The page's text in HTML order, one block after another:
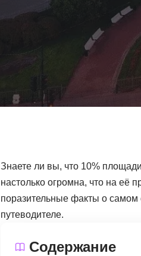
Знаете ли вы, что 10%
настолько огромна, что на её
поразительные факты о
путеводителе.
Содержание